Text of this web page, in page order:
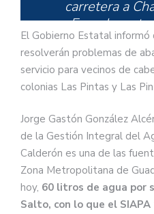
carretera a
Escucha
alcalde
platicamos
—
El Gobierno Estatal informó
resolverán problemas de
servicio para vecinos de
colonias Las Pintas y Las
Jorge Gastón González
de la Gestión Integral del
Calderón es una de las
Zona Metropolitana de
hoy, 60 litros de agua por
Salto, con lo que el